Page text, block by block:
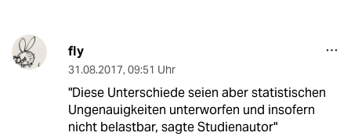
fly
31.08.2017, 09:51 Uhr
"Diese Unterschiede seien aber statistischen
Ungenauigkeiten unterworfen und insofern
nicht belastbar, sagte Studienautor"